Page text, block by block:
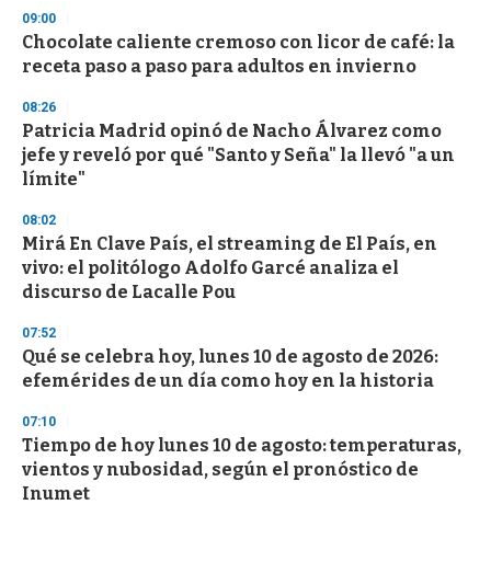
09:00
Chocolate caliente cremoso con licor de café: la
receta paso a paso para adultos en invierno
08:26
Patricia Madrid opinó de Nacho Álvarez como
jefe y reveló por qué "Santo y Seña" la llevó "a un
límite"
08:02
Mirá En Clave País, el streaming de El País, en
vivo: el politólogo Adolfo Garcé analiza el
discurso de Lacalle Pou
07:52
Qué se celebra hoy, lunes 10 de agosto de 2026:
efemérides de un día como hoy en la historia
07:10
Tiempo de hoy lunes 10 de agosto: temperaturas,
vientos y nubosidad, según el pronóstico de
Inumet